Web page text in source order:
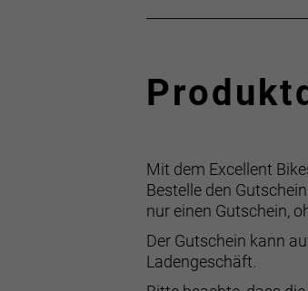
Mit dem Excellent
Bestelle den
nur einen Gutschein,
Der Gutschein kann
Ladengeschäft.